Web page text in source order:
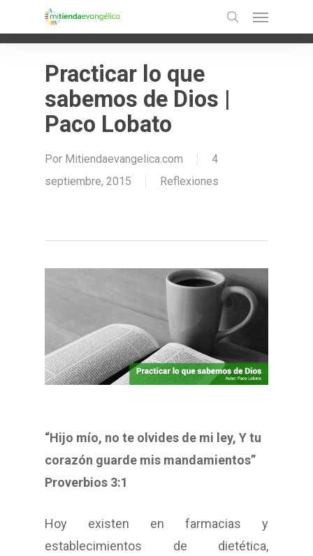
to
search
Practicar lo que
sabemos de Dios |
Paco Lobato
Por Mitiendaevangelica.com
4
septiembre, 2015
Reflexiones
“Hijo mío, no te olvides de mi ley, Y tu
corazón guarde mis mandamientos”
Proverbios 3:1
Hoy existen en farmacias y
establecimientos de dietética,
Ir a la versión móvil